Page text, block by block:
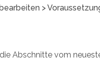
>
Abschnitte vom